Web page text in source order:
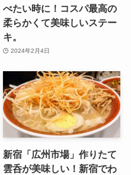
べたい時に！コスパ最高の
柔らかくて美味しいステー
キ。
2024年2月4日
新宿「広州市場」作りたて
雲呑が美味しい！新宿でわ